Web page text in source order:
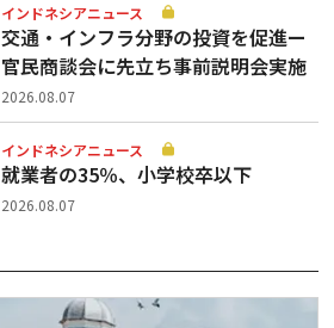
インドネシアニュース
交通・インフラ分野の投資を促進ー
官民商談会に先立ち事前説明会実施
2026.08.07
インドネシアニュース
就業者の35％、小学校卒以下
2026.08.07